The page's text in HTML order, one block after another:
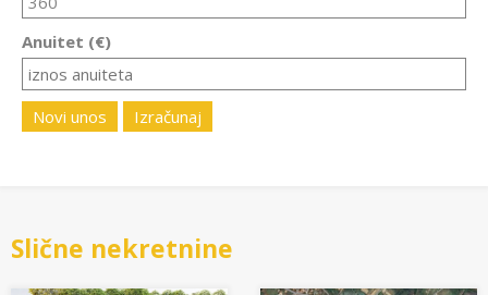
Anuitet (€)
Novi unos Izračunaj
Slične nekretnine